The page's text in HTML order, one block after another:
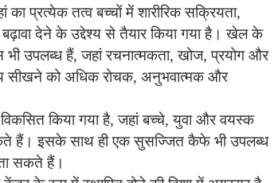
प्रत्येक तत्व बच्चों में शारीरिक सक्रियता,
देने के उद्देश्य से तैयार किया गया है। खेल के
भी उपलब्ध हैं, जहां रचनात्मकता, खोज, प्रयोग और
सीखने को अधिक रोचक, अनुभवात्मक और
किया गया है, जहां बच्चे, युवा और वयस्क
हैं। इसके साथ ही एक सुसज्जित कैफे भी उपलब्ध
सकते हैं।